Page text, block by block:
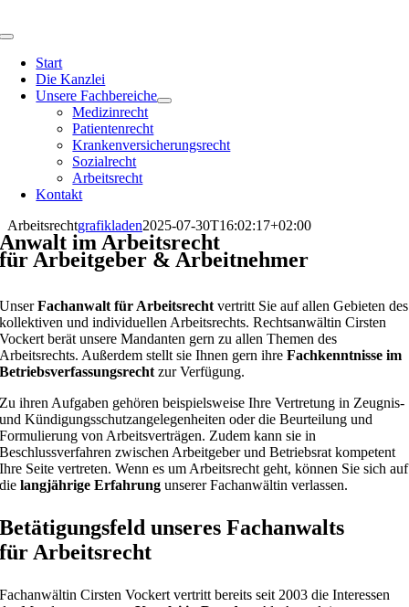
to
Toggle
Navigation
Start
Die Kanzlei
Unsere Fachbereiche
Medizinrecht
Patientenrecht
Krankenversicherungsrecht
Sozialrecht
Arbeitsrecht
Kontakt
Arbeitsrechtgrafikladen2025-07-30T16:02:17+02:00
Anwalt im Arbeitsrecht
für Arbeitgeber & Arbeitnehmer
UnserFachanwalt für Arbeitsrecht vertritt Sie auf allen Gebieten des
kollektiven und individuellen Arbeitsrechts. Rechtsanwältin Cirsten
Vockert berät unsere Mandanten gern zu allen Themen des
Arbeitsrechts. Außerdem stellt sie Ihnen gern ihreFachkenntnisse im
Betriebsverfassungsrecht zur Verfügung.
Zu ihren Aufgaben gehören beispielsweise Ihre Vertretung in Zeugnis-
und Kündigungsschutzangelegenheiten oder die Beurteilung und
Formulierung von Arbeitsverträgen. Zudem kann sie in
Beschlussverfahren zwischen Arbeitgeber und Betriebsrat kompetent
Ihre Seite vertreten. Wenn es um Arbeitsrecht geht, können Sie sich auf
dielangjährige Erfahrung unserer Fachanwältin verlassen.
Betätigungsfeld unseres Fachanwalts
für Arbeitsrecht
Fachanwältin Cirsten Vockert vertritt bereits seit 2003 die Interessen